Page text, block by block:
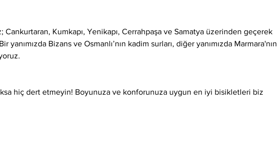
Kumkapı, Yenikapı, Cerrahpaşa ve Samatya üzerinden geçerek
yanımızda Bizans ve Osmanlı’nın kadim surları, diğer yanımızda Marmara'nın
hiç dert etmeyin! Boyunuza ve konforunuza uygun en iyi bisikletleri biz